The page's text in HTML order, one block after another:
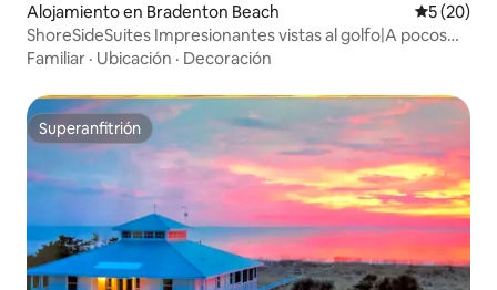
Alojamiento en Bradenton Beach
5 (20)
ShoreSideSuites Impresionantes vistas al golfo|A pocos
pasos de la playa
Familiar · Ubicación · Decoración
Superanfitrión
Superanfitrión